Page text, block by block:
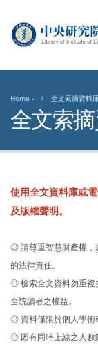
中央研
Home 全文索摘資料
全文索
使用全文資料庫或
及版權聲明。
◎ 請尊重智慧財產權，
的法律責任。
◎ 檢索全文資料勿重複
全院讀者之權益。
◎ 資料僅限於個人學術
◎ 因有同時上線之人數